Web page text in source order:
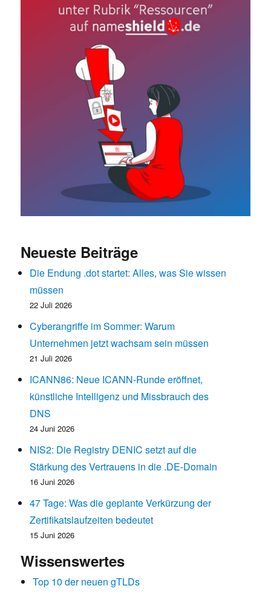
Neueste Beiträge
Die Endung .dot startet: Alles, was Sie wissen
müssen
22 Juli 2026
Cyberangriffe im Sommer: Warum
Unternehmen jetzt wachsam sein müssen
21 Juli 2026
ICANN86: Neue ICANN-Runde eröffnet,
künstliche Intelligenz und Missbrauch des
DNS
24 Juni 2026
NIS2: Die Registry DENIC setzt auf die
Stärkung des Vertrauens in die .DE-Domain
16 Juni 2026
47 Tage: Was die geplante Verkürzung der
Zertifikatslaufzeiten bedeutet
15 Juni 2026
Wissenswertes
Top 10 der neuen gTLDs